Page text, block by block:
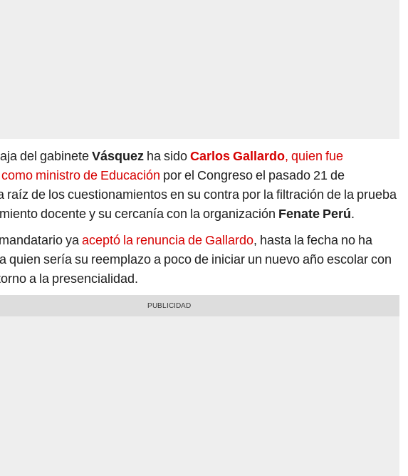
del gabineteVásquez ha sidoCarlos Gallardo, quien fue
ministro de Educación por el Congreso el pasado 21 de
raíz de los cuestionamientos en su contra por la filtración de la prueba
docente y su cercanía con la organización Fenate Perú.
ya aceptó la renuncia de Gallardo, hasta la fecha no ha
quien sería su reemplazo a poco de iniciar un nuevo año escolar con
a la presencialidad.